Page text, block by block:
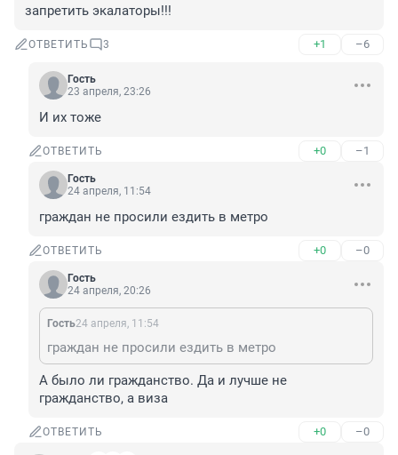
запретить экалаторы!!!
ОТВЕТИТЬ 3 +1 –6
Гость
23 апреля, 23:26
И их тоже
ОТВЕТИТЬ +0 –1
Гость
24 апреля, 11:54
граждан не просили ездить в метро
ОТВЕТИТЬ +0 –0
Гость
24 апреля, 20:26
Гость24 апреля, 11:54
граждан не просили ездить в метро
А было ли гражданство. Да и лучше не
гражданство, а виза
ОТВЕТИТЬ +0 –0